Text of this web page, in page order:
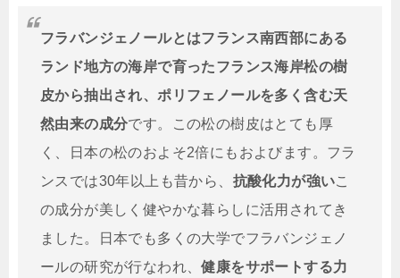
フラバンジェノールとはフランス南西部にある
ランド地方の海岸で育ったフランス海岸松の樹
皮から抽出され、ポリフェノールを多く含む天
然由来の成分です。
この松の樹皮はとても厚
く、日本の松のおよそ2倍にもおよびます。フラ
ンスでは30年以上も昔から、 抗酸化力が強いこ
の成分が美しく健やかな暮らしに活用されてき
ました。
日本でも多くの大学でフラバンジェノ
ールの研究が行なわれ、健康をサポートする力